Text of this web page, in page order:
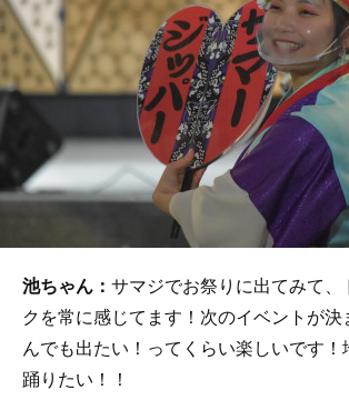
池ちゃん： サマジでお祭りに出てみて、
クを常に感じてます！次のイベントが
んでも出たい！ってくらい楽しいです！
踊りたい！！